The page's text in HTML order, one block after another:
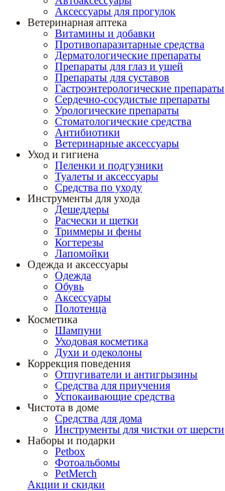
Аксессуары для прогулок
Ветеринарная аптека
Витамины и добавки
Противопаразитарные средства
Дерматологические препараты
Препараты для глаз и ушей
Препараты для суставов
Гастроэнтерологические препараты
Сердечно-сосудистые препараты
Урологические препараты
Стоматологические средства
Антибиотики
Ветеринарные аксессуары
Уход и гигиена
Пеленки и подгузники
Туалеты и аксессуары
Средства по уходу
Инструменты для ухода
Дешеддеры
Расчески и щетки
Триммеры и фены
Когтерезы
Лапомойки
Одежда и аксессуары
Одежда
Обувь
Аксессуары
Полотенца
Косметика
Шампуни
Уходовая косметика
Духи и одеколоны
Коррекция поведения
Отпугиватели и антигрызины
Средства для приучения
Успокаивающие средства
Чистота в доме
Средства для дома
Инструменты для чистки от шерсти
Наборы и подарки
Petbox
Фотоальбомы
PetMerch
Акции и скидки